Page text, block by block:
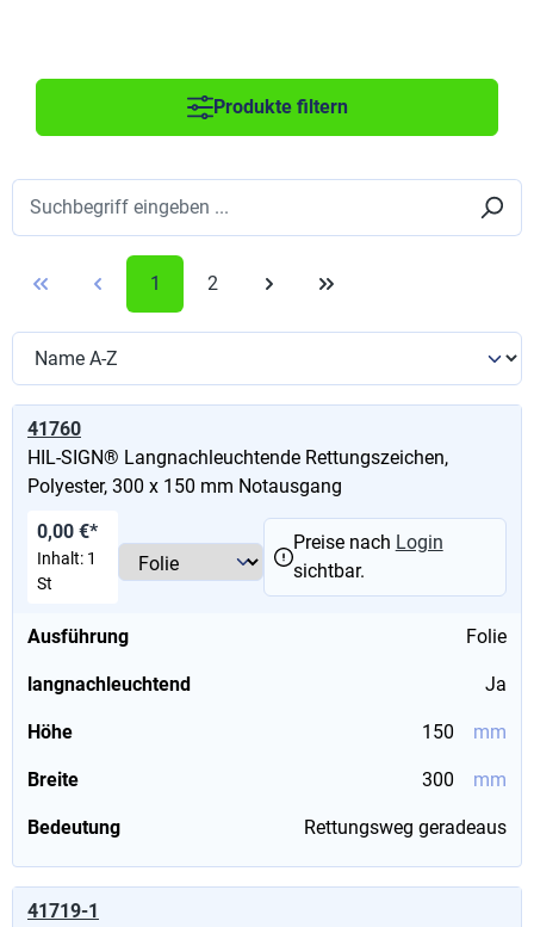
Produkte filtern
1 2
41760
HIL-SIGN® Langnachleuchtende Rettungszeichen,
Polyester, 300 x 150 mm Notausgang
Ausführung Folie
langnachleuchtend Ja
Höhe 150 mm
Breite 300 mm
Bedeutung Rettungsweg geradeaus
0,00 €*
Inhalt: 1
St
Preise nach Login
sichtbar.
41719-1